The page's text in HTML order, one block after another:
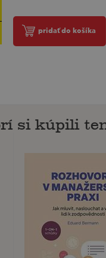
pridať do košíka
si kúpili